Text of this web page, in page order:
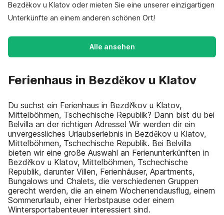
Bezděkov u Klatov oder mieten Sie eine unserer einzigartigen
Unterkünfte an einem anderen schönen Ort!
Alle ansehen
Ferienhaus in Bezděkov u Klatov
Du suchst ein Ferienhaus in Bezděkov u Klatov,
Mittelböhmen, Tschechische Republik? Dann bist du bei
Belvilla an der richtigen Adresse! Wir werden dir ein
unvergessliches Urlaubserlebnis in Bezděkov u Klatov,
Mittelböhmen, Tschechische Republik. Bei Belvilla
bieten wir eine große Auswahl an Ferienunterkünften in
Bezděkov u Klatov, Mittelböhmen, Tschechische
Republik, darunter Villen, Ferienhäuser, Apartments,
Bungalows und Chalets, die verschiedenen Gruppen
gerecht werden, die an einem Wochenendausflug, einem
Sommerurlaub, einer Herbstpause oder einem
Wintersportabenteuer interessiert sind.